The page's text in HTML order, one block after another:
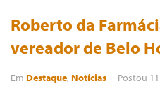
Roberto da
vereador de Belo
Em Destaque, Notícias Postou